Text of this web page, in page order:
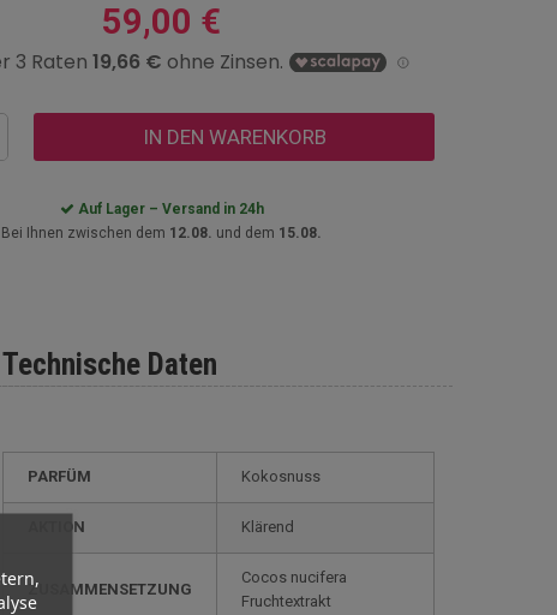
59,00 €
IN DEN WARENKORB
Auf Lager – Versand in 24h
Bei Ihnen zwischen dem 12.08. und dem 15.08.
Technische Daten
PARFÜM Kokosnuss
AKTION Klärend
ZUSAMMENSETZUNG
Cocos nucifera
Fruchtextrakt